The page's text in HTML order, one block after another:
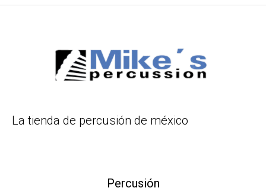
La tienda de percusión de méxico
Percusión